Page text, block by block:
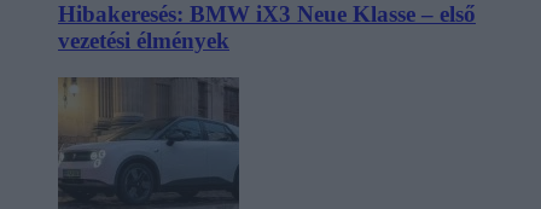
Hibakeresés: BMW iX3 Neue Klasse – első
vezetési élmények